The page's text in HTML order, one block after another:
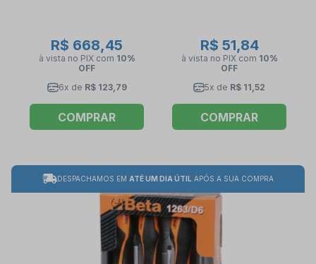
R$ 668,45
à vista no PIX com 10%
OFF
6x de R$ 123,79
COMPRAR
R$ 51,84
à vista no PIX com 10%
OFF
5x de R$ 11,52
COMPRAR
DESPACHAMOS EM ATÉ UM DIA ÚTIL APÓS A SUA COMPRA